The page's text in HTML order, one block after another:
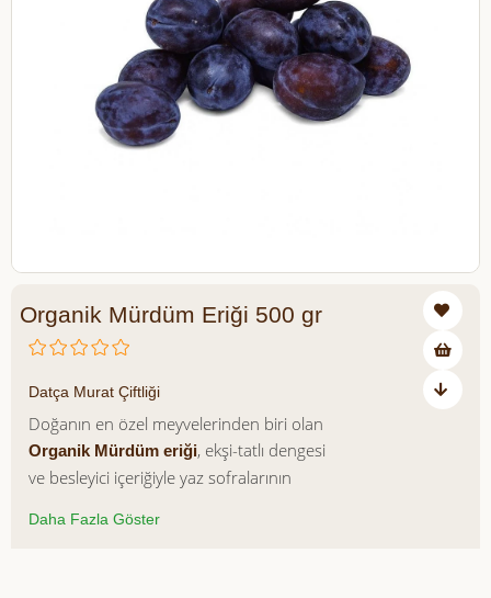
Organik Mürdüm Eriği 500 gr
Datça Murat Çiftliği
Doğanın en özel meyvelerinden biri olan
Organik Mürdüm eriği, ekşi-tatlı dengesi
ve besleyici içeriğiyle yaz sofralarının
mineraller açısından zengin olan
Daha Fazla Göster